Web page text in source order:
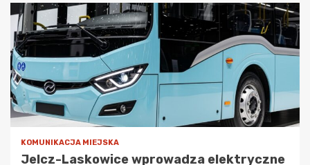
KOMUNIKACJA MIEJSKA
Jelcz-Laskowice wprowadza elektryczne